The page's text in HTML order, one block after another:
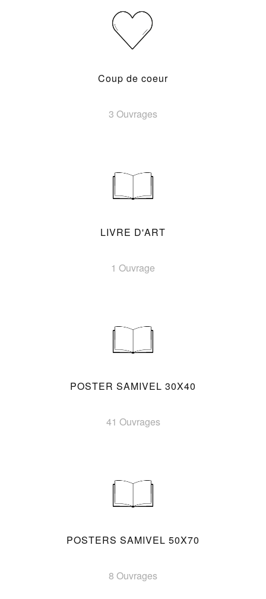
Coup de coeur
3 Ouvrages
LIVRE D'ART
1 Ouvrage
POSTER SAMIVEL 30X40
41 Ouvrages
POSTERS SAMIVEL 50X70
8 Ouvrages